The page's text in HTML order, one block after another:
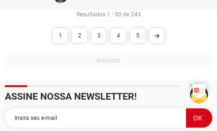
Resultados 1 - 50 de 243
1 2 3 4 5
ASSINE NOSSA NEWSLETTER!